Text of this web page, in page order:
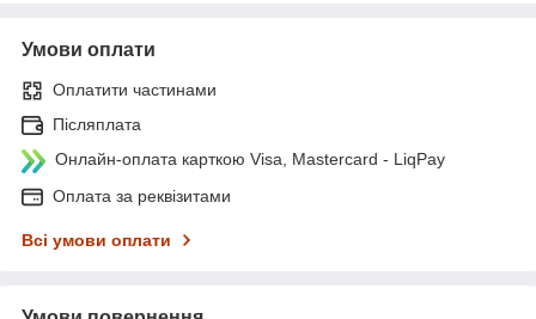
Умови оплати
Оплатити частинами
Післяплата
Онлайн-оплата карткою Visa, Mastercard - LiqPay
Оплата за реквізитами
Всі умови оплати